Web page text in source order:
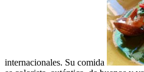
internacionales. Su comida